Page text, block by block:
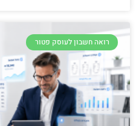
רואה חשבון לעוסק פטור